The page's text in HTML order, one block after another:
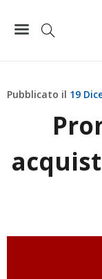
Promo di Natale:
Pubblicato il 19